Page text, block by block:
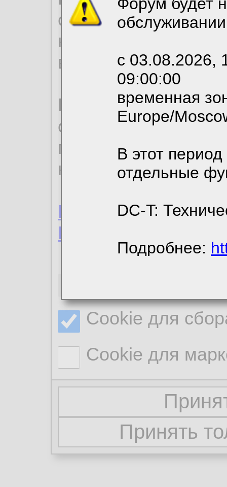
с 03.08.2026,
09:00:00
временная
Europe/
В этот
отдельные
DC-T:
Подробнее:
согласие на
необходимых для
вы можете
По
ознакомиться с
пользовательским
Пользовательское
Политика
Cookie для
Cookie для